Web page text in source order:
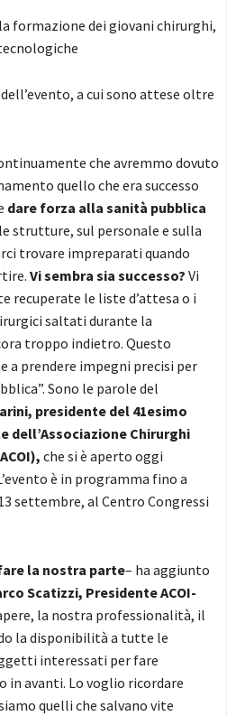
formazione dei giovani chirurghi,
a cui sono attese oltre
che avremmo dovuto
quello che era successo
dare forza alla sanità pubblica
strutture, sul personale e sulla
trovare impreparati quando
Vi sembra sia successo? Vi
recuperate le liste d’attesa o i
saltati durante la
troppo indietro. Questo
a prendere impegni precisi per
Sono le parole del
presidente del 41esimo
dell’Associazione Chirurghi
che si è aperto oggi
è in programma fino a
settembre, al Centro Congressi
la nostra parte– ha aggiunto
Scatizzi, Presidente ACOI-
la nostra professionalità, il
la disponibilità a tutte le
interessati per fare
in avanti. Lo voglio ricordare
quelli che salvano vite